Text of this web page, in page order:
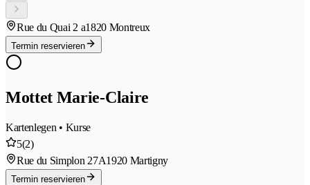
Rue du Quai 2 a1820 Montreux
Termin reservieren
Mottet Marie-Claire
Kartenlegen • Kurse
5(2)
Rue du Simplon 27A1920 Martigny
Termin reservieren